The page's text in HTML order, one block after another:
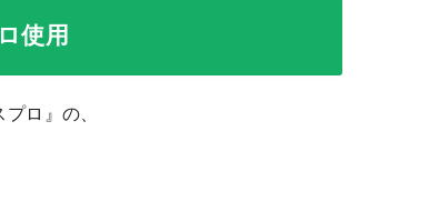
使用
ロ』の、